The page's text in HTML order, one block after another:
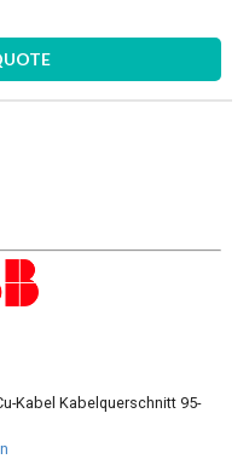
Kabel Kabelquerschnitt 95-